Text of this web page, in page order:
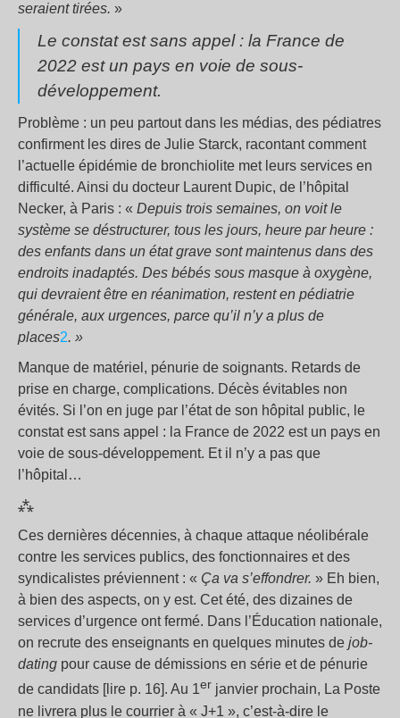
seraient tirées. »
Le constat est sans appel : la France de
2022 est un pays en voie de sous-
développement.
Problème : un peu partout dans les médias, des pédiatres
confirment les dires de Julie Starck, racontant comment
l’actuelle épidémie de bronchiolite met leurs services en
difficulté. Ainsi du docteur Laurent Dupic, de l’hôpital
Necker, à Paris : « Depuis trois semaines, on voit le
système se déstructurer, tous les jours, heure par heure :
des enfants dans un état grave sont maintenus dans des
endroits inadaptés. Des bébés sous masque à oxygène,
qui devraient être en réanimation, restent en pédiatrie
générale, aux urgences, parce qu’il n’y a plus de
places2. »
Manque de matériel, pénurie de soignants. Retards de
prise en charge, complications. Décès évitables non
évités. Si l’on en juge par l’état de son hôpital public, le
constat est sans appel : la France de 2022 est un pays en
voie de sous-développement. Et il n’y a pas que
l’hôpital…
⁂
Ces dernières décennies, à chaque attaque néolibérale
contre les services publics, des fonctionnaires et des
syndicalistes préviennent : « Ça va s’effondrer. » Eh bien,
à bien des aspects, on y est. Cet été, des dizaines de
services d’urgence ont fermé. Dans l’Éducation nationale,
on recrute des enseignants en quelques minutes de job-
dating pour cause de démissions en série et de pénurie
de candidats [lire p. 16]. Au 1er janvier prochain, La Poste
ne livrera plus le courrier à « J+1 », c’est-à-dire le